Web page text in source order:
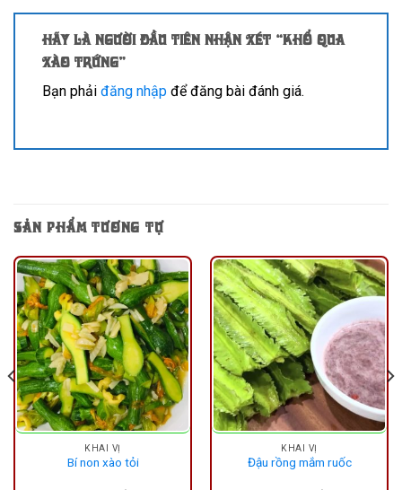
Hãy là người đầu tiên nhận xét “Khổ qua
xào trứng”
Bạn phải đăng nhập để đăng bài đánh giá.
SẢN PHẨM TƯƠNG TỰ
KHAI VỊ
Bí non xào tỏi
KHAI VỊ
Đậu rồng mắm ruốc